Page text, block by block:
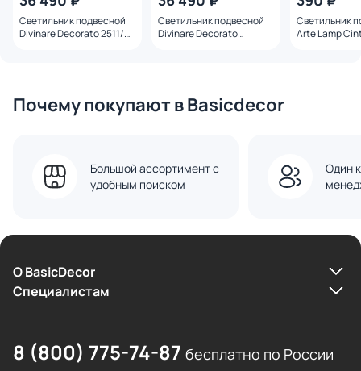
Светильник подвесной
Divinare Decorato 2511/06
Светильник подвесной
Divinare Decorato
Светильник
Arte Lamp
Почему покупают в Basicdecor
Большой ассортимент с
удобным поиском
Один
О BasicDecor
Cпециалистам
8 (800) 775-74-87 бесплатно по России